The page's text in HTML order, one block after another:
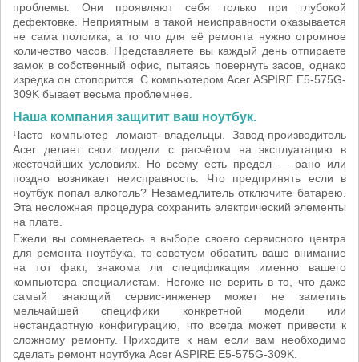
проблемы. Они проявляют себя только при глубокой
дефектовке. Неприятным в такой неисправности оказывается
не сама поломка, а то что для её ремонта нужно огромное
количество часов. Представляете вы каждый день отпираете
замок в собственный офис, пытаясь повернуть засов, однако
изредка он стопорится. С компьютером Acer ASPIRE E5-575G-
309K бывает весьма проблемнее.
Наша компания защитит ваш ноутбук.
Часто компьютер ломают владельцы. Завод-производитель
Acer делает свои модели с расчётом на эксплуатацию в
жесточайших условиях. Но всему есть предел — рано или
поздно возникает неисправность. Что предпринять если в
ноутбук попал алкоголь? Незамедлитель отключите батарею.
Эта несложная процедура сохранить электрический элементы
на плате.
Ежели вы сомневаетесь в выборе своего сервисного центра
для ремонта ноутбука, то советуем обратить ваше внимание
на тот факт, знакома ли спецификация именно вашего
компьютера специалистам. Негоже не верить в то, что даже
самый знающий сервис-инженер может не заметить
мельчайшей специфики конкретной модели или
нестандартную конфигурацию, что всегда может привести к
сложному ремонту. Приходите к нам если вам необходимо
сделать ремонт ноутбука Acer ASPIRE E5-575G-309K.